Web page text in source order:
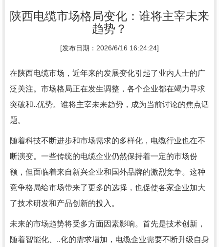
陕西电缆市场格局变化：谁将主宰未来
趋势？
[发布日期：2026/6/16 16:24:24]
在陕西电缆市场，近年来的发展变化引起了业内人士的广
泛关注。市场格局正在发生调整，各个企业都在竭力寻求
突破和..优势。谁将主宰未来趋势，成为当前讨论的焦点话
题。
随着科技不断进步和市场需求的多样化，电缆行业也在不
断演变。一些传统的电缆企业仍然保持着一定的市场份
额，但面临着来自新兴企业和国外品牌的激烈竞争。这种
竞争格局给市场带来了更多的选择，也促使各家企业加大
了技术研发和产品创新的投入。
未来的市场趋势将受多方面因素影响。首先是技术创新，
随着智能化、..化的需求增加，电缆企业需要不断升级自身